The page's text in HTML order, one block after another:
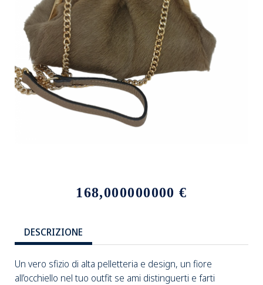
168,000000000 €
DESCRIZIONE
Un vero sfizio di alta pelletteria e design, un fiore
all’occhiello nel tuo outfit se ami distinguerti e farti